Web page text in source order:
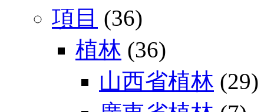
項目 (36)
植林 (36)
山西省植林 (29)